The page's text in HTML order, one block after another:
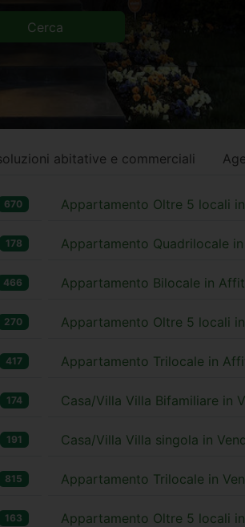
abitative e commerciali
670 Appartamento Oltre 5 locali
178 Appartamento Quadrilocale
466 Appartamento Bilocale in
270 Appartamento Oltre 5 locali
417 Appartamento Trilocale in
174 Casa/Villa Villa Bifamiliare in
191 Casa/Villa Villa singola in
815 Appartamento Trilocale in
163 Appartamento Oltre 5 locali